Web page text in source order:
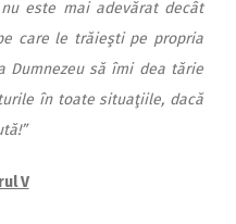
este mai adevărat decât
care le trăieşti pe propria
Dumnezeu să îmi dea tărie
în toate situaţiile, dacă
V